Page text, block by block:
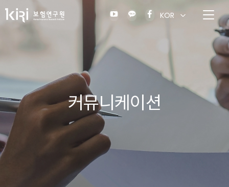
KOR
커뮤니케이션